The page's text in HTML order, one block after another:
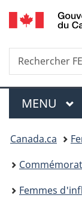
Rechercher
FEGC
Menu
MENU
Vous
êtes
ici :
Canada.ca
Femmes